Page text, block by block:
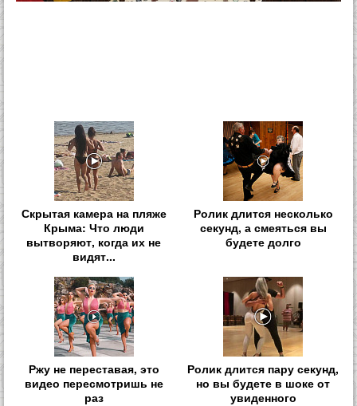
Скрытая камера на пляже
Крыма: Что люди
вытворяют, когда их не
видят...
Ролик длится несколько
секунд, а смеяться вы
будете долго
Ржу не переставая, это
видео пересмотришь не
раз
Ролик длится пару секунд,
но вы будете в шоке от
увиденного